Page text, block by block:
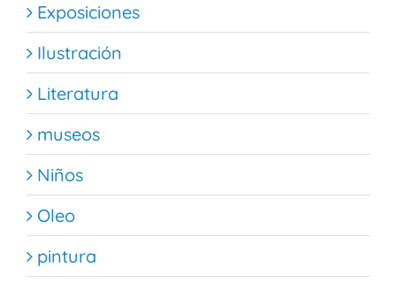
Exposiciones
Ilustración
Literatura
museos
Niños
Oleo
pintura